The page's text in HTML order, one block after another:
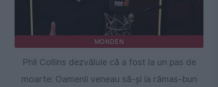
MONDEN
Phil Collins dezvăluie că a fost la un pas de
moarte: Oamenii veneau să-și ia rămas-bun